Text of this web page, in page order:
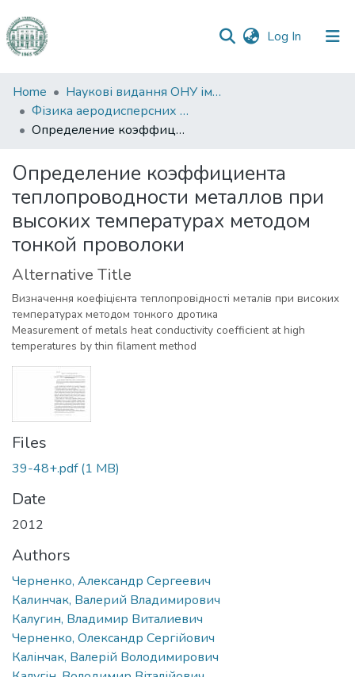
Log In (current)
Communities
&
Collections
Statistics
Home
Наукові видання ОНУ імені І. І. Мечникова
Фізика аеродисперсних систем
Определение коэффициента теплопроводности металлов при высоких температурах методом тонкой проволоки
Определение коэффициента
теплопроводности металлов при
высоких температурах методом
тонкой проволоки
Alternative Title
Визначення коефіцієнта теплопровідності металів при високих
температурах методом тонкого дротика
Measurement of metals heat conductivity coefficient at high
temperatures by thin filament method
Files
39-48+.pdf(1 MB)
Date
2012
Authors
Черненко, Александр Сергеевич
Калинчак, Валерий Владимирович
Калугин, Владимир Виталиевич
Черненко, Олександр Сергійович
Калінчак, Валерій Володимирович